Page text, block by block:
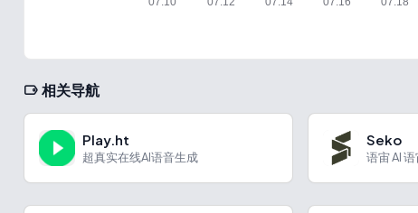
相关导航
Play.ht
超真实在线AI语音生成
Seko